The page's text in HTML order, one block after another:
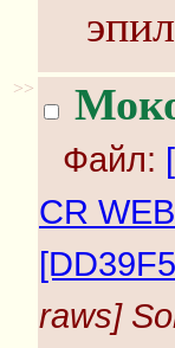
>>
Файл:
CR
raws]